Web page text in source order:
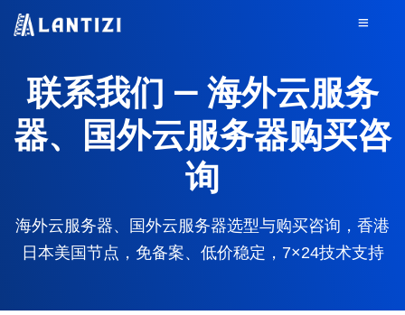
联系我们 — 海外云服务
器、国外云服务器购买咨
询
海外云服务器、国外云服务器选型与购买咨询，香港
日本美国节点，免备案、低价稳定，7×24技术支持